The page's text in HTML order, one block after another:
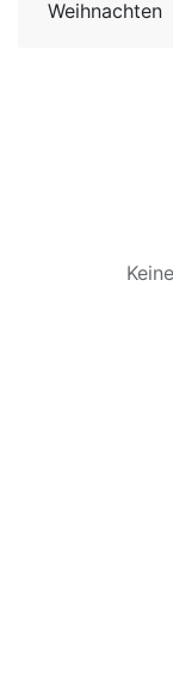
Weihnachten